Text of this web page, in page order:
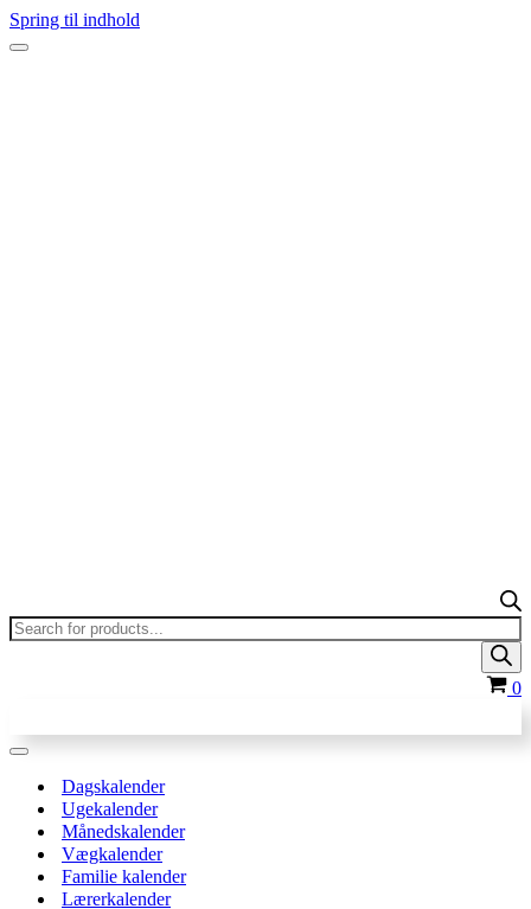
Spring til indhold
Navigation
Products
search
0
Navigation
Dagskalender
Ugekalender
Månedskalender
Vægkalender
Familie kalender
Lærerkalender